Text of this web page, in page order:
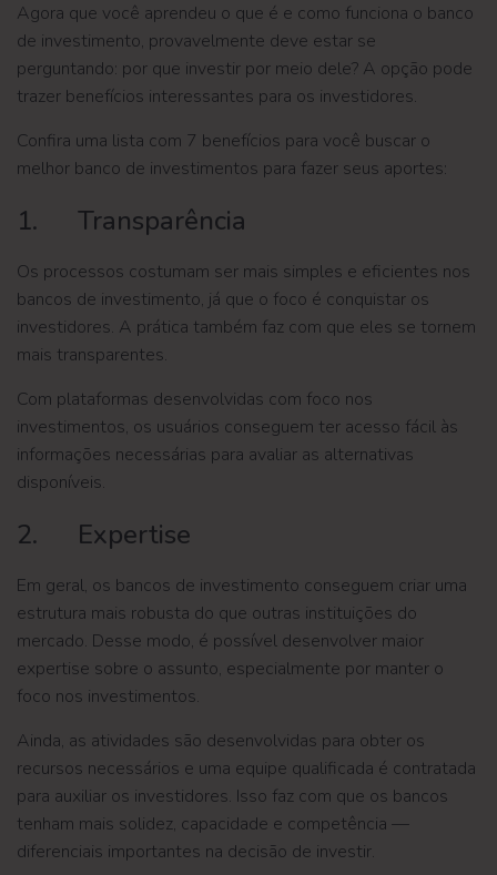
Agora que você aprendeu o que é e como funciona o banco
de investimento, provavelmente deve estar se
perguntando: por que investir por meio dele? A opção pode
trazer benefícios interessantes para os investidores.
Confira uma lista com 7 benefícios para você buscar o
melhor banco de investimentos para fazer seus aportes:
1. Transparência
Os processos costumam ser mais simples e eficientes nos
bancos de investimento, já que o foco é conquistar os
investidores. A prática também faz com que eles se tornem
mais transparentes.
Com plataformas desenvolvidas com foco nos
investimentos, os usuários conseguem ter acesso fácil às
informações necessárias para avaliar as alternativas
disponíveis.
2. Expertise
Em geral, os bancos de investimento conseguem criar uma
estrutura mais robusta do que outras instituições do
mercado. Desse modo, é possível desenvolver maior
expertise sobre o assunto, especialmente por manter o
foco nos investimentos.
Ainda, as atividades são desenvolvidas para obter os
recursos necessários e uma equipe qualificada é contratada
para auxiliar os investidores. Isso faz com que os bancos
tenham mais solidez, capacidade e competência —
diferenciais importantes na decisão de investir.